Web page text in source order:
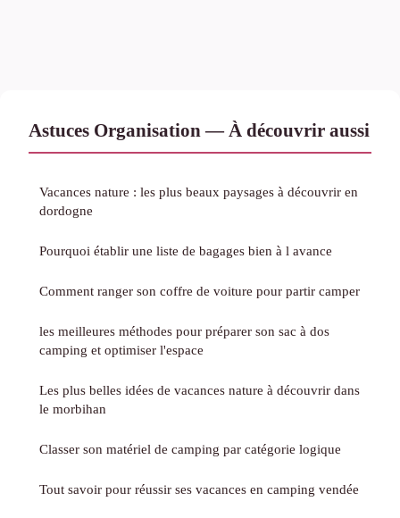
Astuces Organisation — À découvrir aussi
Vacances nature : les plus beaux paysages à découvrir en
dordogne
Pourquoi établir une liste de bagages bien à l avance
Comment ranger son coffre de voiture pour partir camper
les meilleures méthodes pour préparer son sac à dos
camping et optimiser l'espace
Les plus belles idées de vacances nature à découvrir dans
le morbihan
Classer son matériel de camping par catégorie logique
Tout savoir pour réussir ses vacances en camping vendée